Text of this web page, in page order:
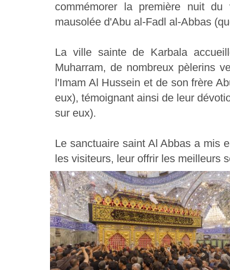
commémorer la première nuit
mausolée d'Abu al-Fadl al-Abbas
La ville sainte de Karbala
Muharram, de nombreux pèlerins
l'Imam Al Hussein et de son frère
eux), témoignant ainsi de leur
sur eux).
Le sanctuaire saint Al Abbas a mis
les visiteurs, leur offrir les meilleurs